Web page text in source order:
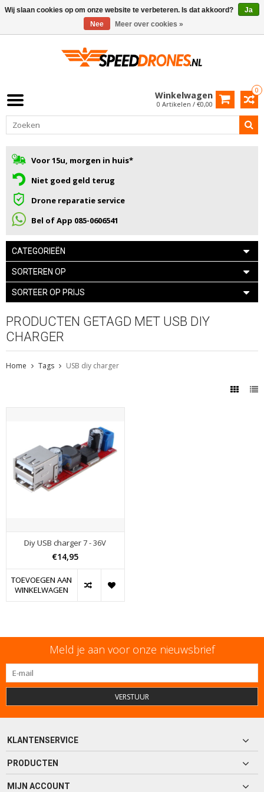
0
Winkelwagen
0 Artikelen / €0,00
Voor 15u, morgen in huis*
Niet goed geld terug
Drone reparatie service
Bel of App 085-0606541
CATEGORIEËN
SORTEREN OP
SORTEER OP PRIJS
PRODUCTEN GETAGD MET USB DIY
CHARGER
Home Tags USB diy charger
Diy USB charger 7 - 36V
€14,95
TOEVOEGEN AAN
WINKELWAGEN
Meld je aan voor onze nieuwsbrief
VERSTUUR
KLANTENSERVICE
PRODUCTEN
MIJN ACCOUNT
Wij slaan cookies op om onze website te verbeteren. Is dat akkoord?
Ja
Nee
Meer over cookies »